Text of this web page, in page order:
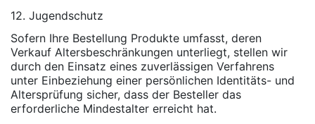
12. Jugendschutz
Sofern Ihre Bestellung Produkte umfasst, deren
Verkauf Altersbeschränkungen unterliegt, stellen wir
durch den Einsatz eines zuverlässigen Verfahrens
unter Einbeziehung einer persönlichen Identitäts- und
Altersprüfung sicher, dass der Besteller das
erforderliche Mindestalter erreicht hat.